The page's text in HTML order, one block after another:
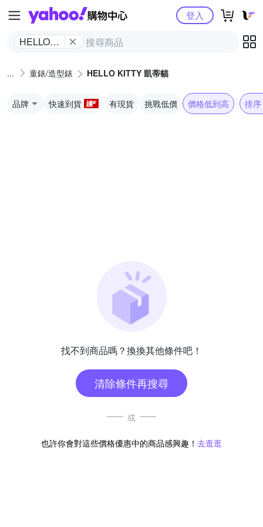
Yahoo購物中心
HELLO
蒂貓
登入
童錶/造型錶 HELLO KITTY 凱蒂貓
品牌 快速到貨 有現貨 挑戰低價 價格低到高 排序
找不到商品嗎？換換其他條件吧！
清除條件再搜尋
或
也許你會對這些價格優惠中的商品感興趣！ 去逛逛